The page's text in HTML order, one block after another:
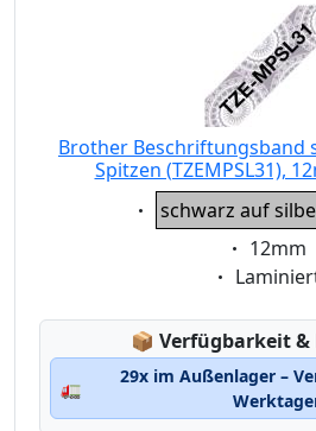
Brother Beschriftungsband
Spitzen (TZEMPSL31),
Eigenschaft:
schwarz auf
12mm
📦 Lagerstatus:
Verfügbarkeit &
🚛
29x im Außenlager –